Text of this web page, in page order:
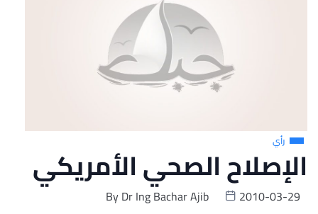
رأي
الإصلاح الصحي الأمريكي
ByDr Ing Bachar Ajib
2010-03-29